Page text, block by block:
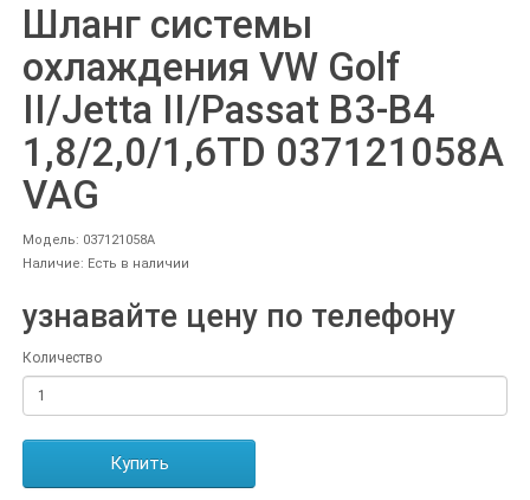
Шланг системы
охлаждения VW Golf
II/Jetta II/Passat B3-B4
1,8/2,0/1,6TD 037121058A
VAG
Модель: 037121058A
Наличие: Есть в наличии
узнавайте цену по телефону
Количество
Купить